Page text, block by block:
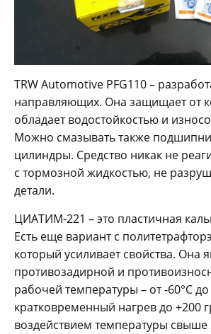
TRW Automotive PFG110 –
направляющих. Она защищает от
обладает водостойкостью и
Можно смазывать также
цилиндры. Средство никак не
с тормозной жидкостью, не
детали.
ЦИАТИМ-221 – это пластичная
Есть еще вариант с
который усиливает свойства. Она
противозадирной и
рабочей температуры – от -60°C
кратковременный нагрев до +200
воздействием температуры свыше